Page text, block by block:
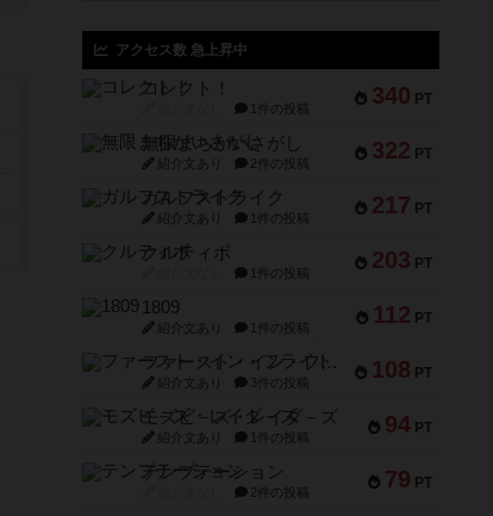
アクセス数 急上昇中
340 PT
コレクト！
1件の投稿
322 PT
無限まちがいさがし
紹介文あり 2件の投稿
217 PT
ガルフストライク
紹介文あり 1件の投稿
203 PT
クルティボ
1件の投稿
112 PT
1809
紹介文あり 1件の投稿
108 PT
ファースト・イン・フライト
紹介文あり 3件の投稿
94 PT
モズビ－ズ・レイダ－ズ
紹介文あり 1件の投稿
79 PT
テンプテーション
2件の投稿